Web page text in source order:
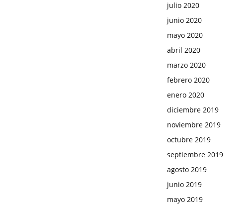
julio 2020
junio 2020
mayo 2020
abril 2020
marzo 2020
febrero 2020
enero 2020
diciembre 2019
noviembre 2019
octubre 2019
septiembre 2019
agosto 2019
junio 2019
mayo 2019